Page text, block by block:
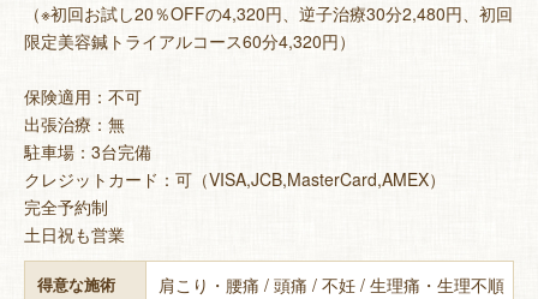
（※初回お試し20％OFFの4,320円、逆子治療30分2,480円、初回
限定美容鍼トライアルコース60分4,320円）
保険適用：不可
出張治療：無
駐車場：3台完備
クレジットカード：可（VISA,JCB,MasterCard,AMEX）
完全予約制
土日祝も営業
得意な施術
肩こり・腰痛 / 頭痛 / 不妊 / 生理痛・生理不順